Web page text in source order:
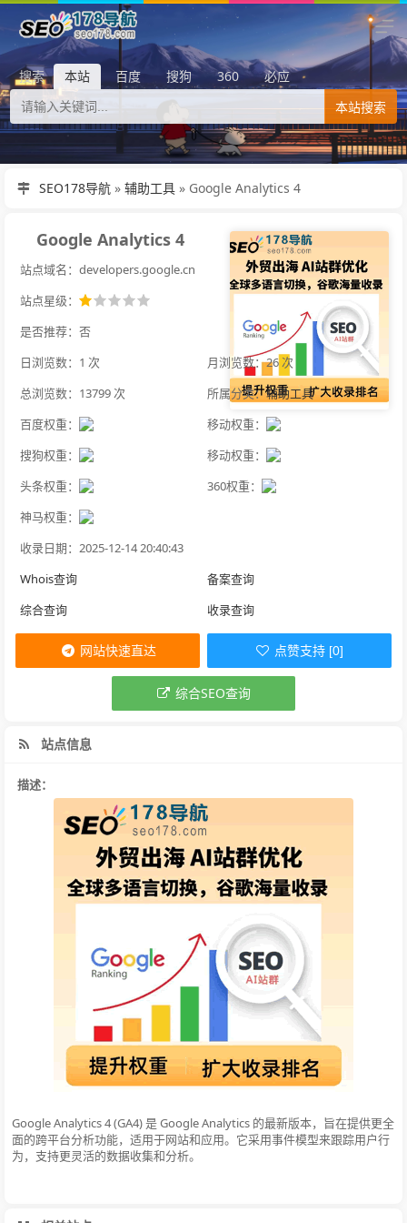
搜索 本站 百度 搜狗 360 必应
本站搜索
SEO178导航 » 辅助工具 » Google Analytics 4
Google Analytics 4
站点域名：developers.google.cn
站点星级：
是否推荐：否
日浏览数：1 次
月浏览数：26 次
总浏览数：13799 次
所属分类：辅助工具
百度权重：
移动权重：
搜狗权重：
移动权重：
头条权重：
360权重：
神马权重：
收录日期：2025-12-14 20:40:43
Whois查询
备案查询
综合查询
收录查询
网站快速直达 点赞支持 [0]
综合SEO查询
站点信息
描述：
Google Analytics 4 (GA4) 是 Google Analytics 的最新版本，旨在提供更全
面的跨平台分析功能，适用于网站和应用。它采用事件模型来跟踪用户行
为，支持更灵活的数据收集和分析。‌